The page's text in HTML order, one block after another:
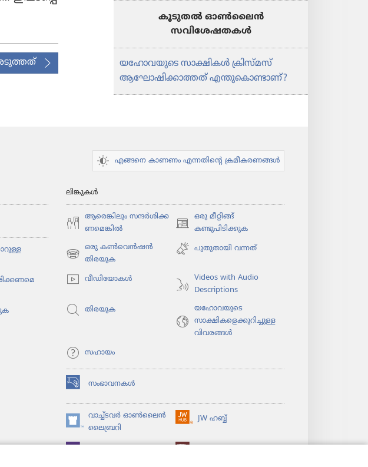
കൂടുതല്‍ ഓണ്‍ലൈന്‍
സവിശേഷതകള്‍
യഹോവയുടെ സാക്ഷികൾ ക്രിസ്‌മസ്‌
ആഘോഷിക്കാത്തത്‌ എന്തുകൊണ്ടാണ്‌?
എങ്ങനെ കാണണം എന്നതിന്റെ ക്രമീകരണങ്ങൾ
ലിങ്കുകൾ
ആരെങ്കി​ലും സന്ദർശി​ക്ക​
ണ​മെ​ങ്കിൽ
ഒരു മീറ്റിങ്ങ്
കണ്ടുപിടിക്കുക
(പുതിയ
പേജ്
തുറക്കുക)
ഒരു കൺവെൻഷൻ
തിരയുക
(പുതിയ
തുറക്കുക)
പുതുതായി വന്നത്‌
വീഡി​യോ​കൾ
Videos with Audio
Descriptions
തിരയുക
യഹോവയുടെ
സാക്ഷികളെക്കുറിച്ചുള്ള
വിവരങ്ങൾ
സഹായം
സംഭാവനകൾ
(പുതിയ
പേജ്
തുറക്കുക)വാച്ച്ടവര്‍ ഓണ്‍ലൈന്‍
ലൈബ്രറി
(പുതിയ
പേജ്
JW ഹബ്ബ്
(പുതിയ